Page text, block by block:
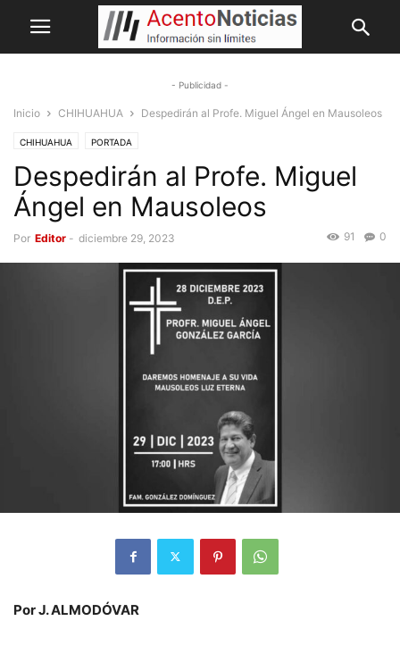
- Publicidad -
Inicio CHIHUAHUA Despedirán al Profe. Miguel Ángel en Mausoleos
CHIHUAHUA PORTADA
Despedirán al Profe. Miguel
Ángel en Mausoleos
Por Editor - diciembre 29, 2023 0
91
Por J. ALMODÓVAR